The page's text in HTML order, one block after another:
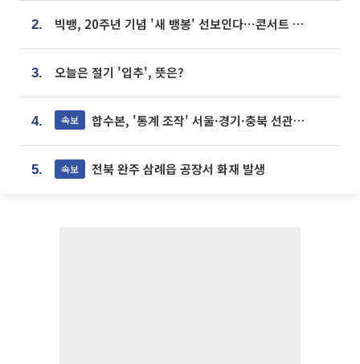
2. 빅뱅, 20주년 기념 '새 뱅봉' 선보인다⋯콘서트 앞두고 팝업 개최
3. 오늘은 절기 '입추', 뜻은?
4. 속보 합수본, '통계 조작' 서울·경기·충북 선관위 등 추가 압수수색
5. 속보 전북 완주 삼례읍 공장서 화재 발생